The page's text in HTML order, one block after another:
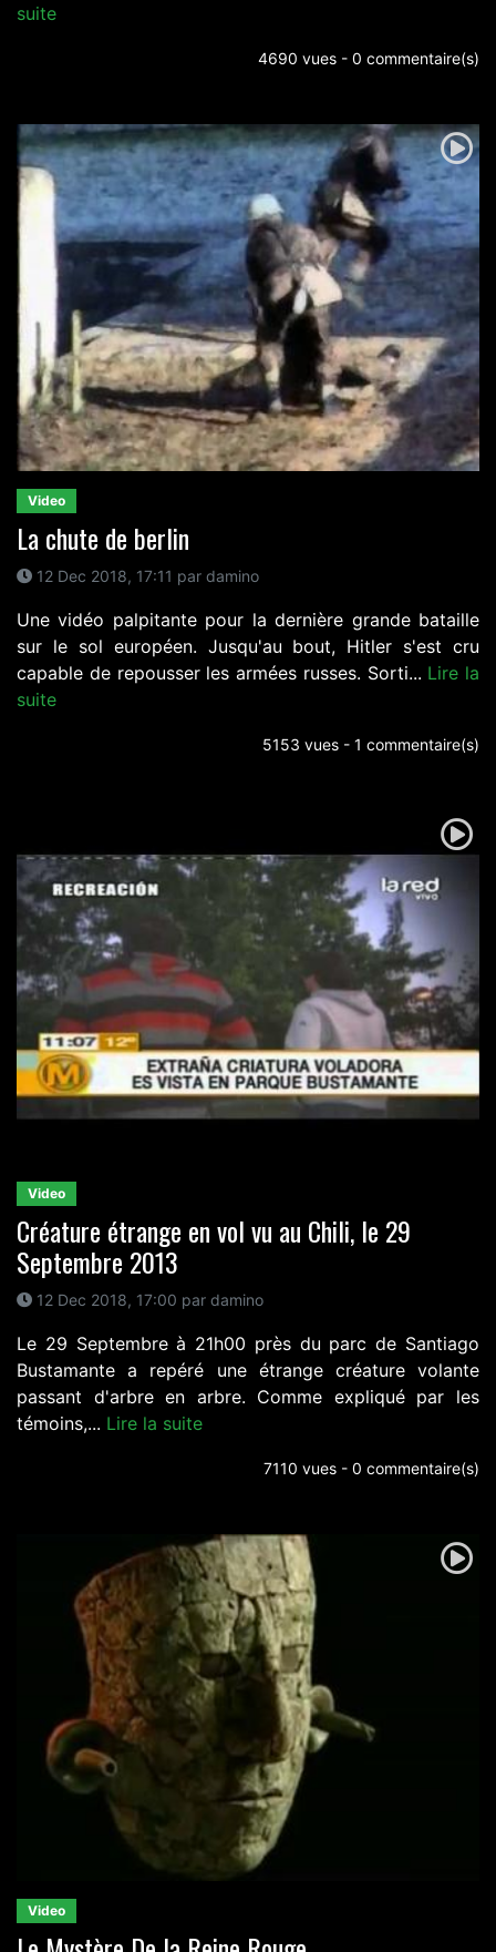
suite
4690 vues - 0 commentaire(s)
Video
La chute de berlin
12 Dec 2018, 17:11 par damino
Une vidéo palpitante pour la dernière grande bataille
sur le sol européen. Jusqu'au bout, Hitler s'est cru
capable de repousser les armées russes. Sorti... Lire la
suite
5153 vues - 1 commentaire(s)
Video
Créature étrange en vol vu au Chili, le 29
Septembre 2013
12 Dec 2018, 17:00 par damino
Le 29 Septembre à 21h00 près du parc de Santiago
Bustamante a repéré une étrange créature volante
passant d'arbre en arbre. Comme expliqué par les
témoins,... Lire la suite
7110 vues - 0 commentaire(s)
Video